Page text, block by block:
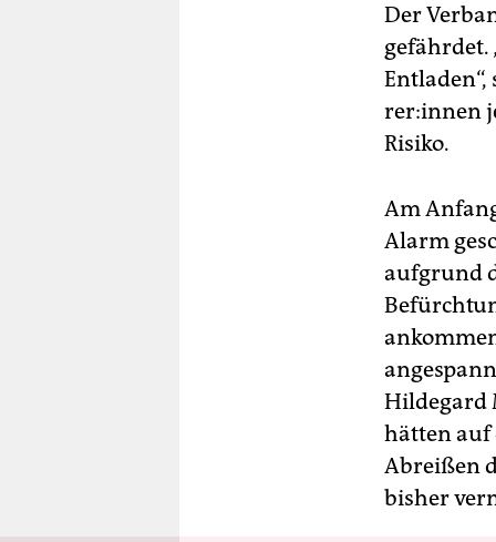
Der
gefährdet.
re­r:in­nen
Risiko.
Am
Alarm
aufgrund
Hildegard
hätten auf
Abreißen
bisher